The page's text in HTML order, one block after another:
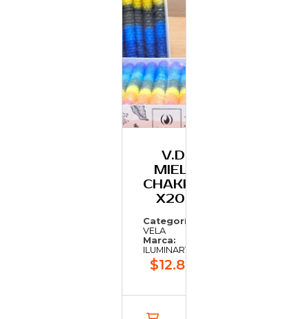
V.DE
MIEL 7
CHAKRAS
X20 U
Categoría:
VELA
Marca:
ILUMINARTE
$12.882,25